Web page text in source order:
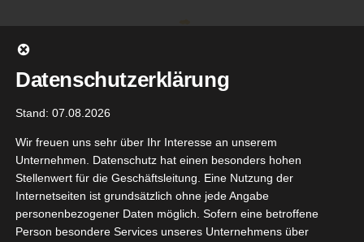
springen
Datenschutzerklärung
Stand: 07.08.2026
Wir freuen uns sehr über Ihr Interesse an unserem
Unternehmen. Datenschutz hat einen besonders hohen
Stellenwert für die Geschäftsleitung. Eine Nutzung der
Internetseiten ist grundsätzlich ohne jede Angabe
personenbezogener Daten möglich. Sofern eine betroffene
Person besondere Services unseres Unternehmens über